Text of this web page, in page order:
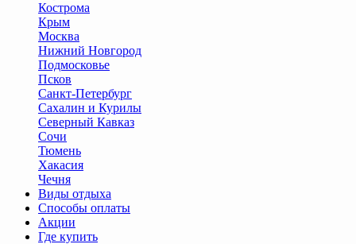
Кострома
Крым
Москва
Нижний Новгород
Подмосковье
Псков
Санкт-Петербург
Сахалин и Курилы
Северный Кавказ
Сочи
Тюмень
Хакасия
Чечня
Виды отдыха
Способы оплаты
Акции
Где купить